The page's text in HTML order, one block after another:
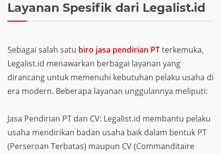
Layanan Spesifik dari Legalist.id
Sebagai salah satu biro jasa pendirian PTterkemuka,
Legalist.id menawarkan berbagai layanan yang
dirancang untuk memenuhi kebutuhan pelaku usaha di
era modern. Beberapa layanan unggulannya meliputi:
Jasa Pendirian PT dan CV: Legalist.id membantu pelaku
usaha mendirikan badan usaha baik dalam bentuk PT
(Perseroan Terbatas) maupun CV (Commanditaire